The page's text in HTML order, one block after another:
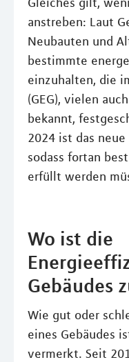
anstreben: Laut
Neubauten und
bestimmte
einzuhalten, die
(GEG), vielen
bekannt,
2024 ist das
sodass fortan
erfüllt werden
Wo ist die
Gebäudes
Wie gut oder
eines Gebäudes
vermerkt. Seit